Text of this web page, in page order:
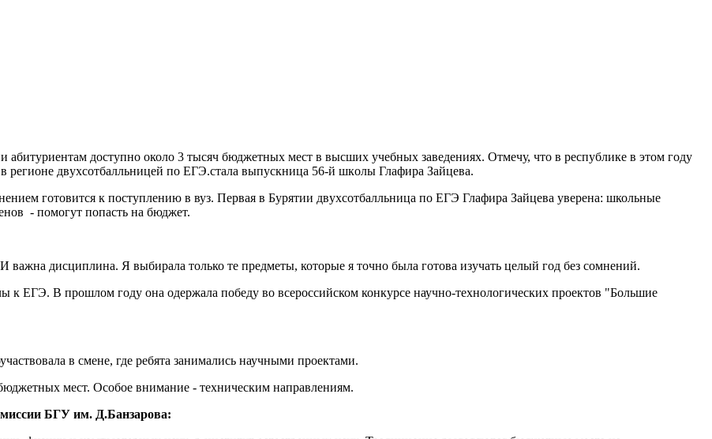
абитуриентам доступно около 3 тысяч бюджетных мест в высших учебных заведениях. Отмечу, что в республике в этом году
двyxcoтбaлльницей пo EГЭ.стала выпycкницa 56-й шкoлы Глафира Зайцева.
готовится к поступлению в вуз. Первая в Бурятии двyxcoтбaлльница пo EГЭ Глафира Зайцева уверена: школьные
- помогут попасть на бюджет.
дисциплина. Я выбирала только те предметы, которые я точно была готова изучать целый год без сомнений.
к ЕГЭ. В прошлом году она одержала победу во всероссийском конкурсе научно-технологических проектов "Большие
в смене, где ребята занимались научными проектами.
мест. Особое внимание - техническим направлениям.
БГУ им. Д.Банзарова: